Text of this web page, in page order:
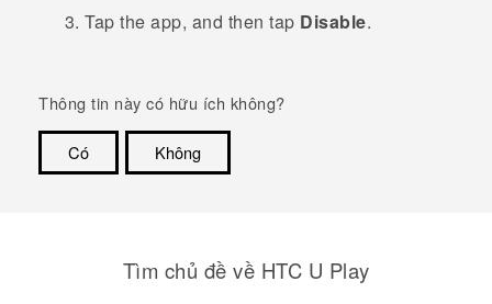
Tap the app, and then tap Disable.
Thông tin này có hữu ích không?
Có
Không
Tìm chủ đề về HTC U Play